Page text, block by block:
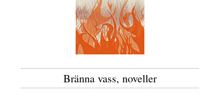
Bränna vass, noveller